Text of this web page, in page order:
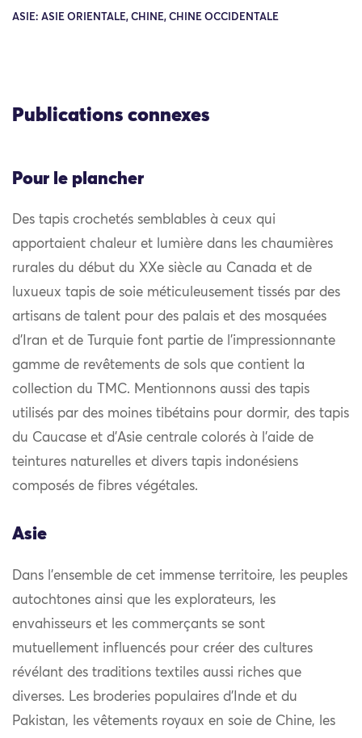
ASIE: ASIE ORIENTALE, CHINE, CHINE OCCIDENTALE
Publications connexes
Pour le plancher
Des tapis crochetés semblables à ceux qui
apportaient chaleur et lumière dans les chaumières
rurales du début du XXe siècle au Canada et de
luxueux tapis de soie méticuleusement tissés par des
artisans de talent pour des palais et des mosquées
d’Iran et de Turquie font partie de l’impressionnante
gamme de revêtements de sols que contient la
collection du TMC. Mentionnons aussi des tapis
utilisés par des moines tibétains pour dormir, des tapis
du Caucase et d’Asie centrale colorés à l’aide de
teintures naturelles et divers tapis indonésiens
composés de fibres végétales.
Asie
Dans l’ensemble de cet immense territoire, les peuples
autochtones ainsi que les explorateurs, les
envahisseurs et les commerçants se sont
mutuellement influencés pour créer des cultures
révélant des traditions textiles aussi riches que
diverses. Les broderies populaires d’Inde et du
Pakistan, les vêtements royaux en soie de Chine, les